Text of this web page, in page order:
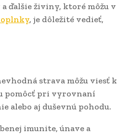
ďalšie živiny, ktoré môžu v
, je dôležité vedieť,
strava môžu viesť k
pomôcť pri vyrovnaní
aj duševnú pohodu.
imunite, únave a